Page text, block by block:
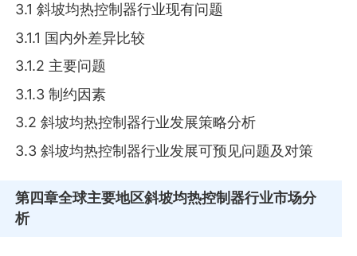
3.1 斜坡均热控制器行业现有问题
3.1.1 国内外差异比较
3.1.2 主要问题
3.1.3 制约因素
3.2 斜坡均热控制器行业发展策略分析
3.3 斜坡均热控制器行业发展可预见问题及对策
第四章全球主要地区斜坡均热控制器行业市场分
析